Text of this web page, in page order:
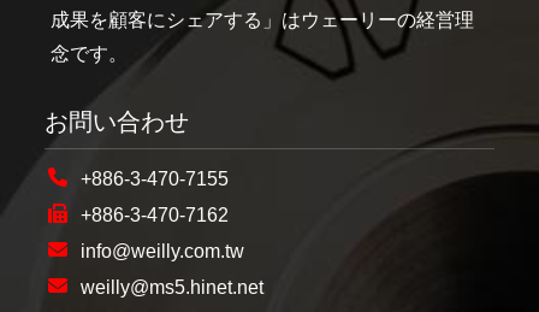
成果を顧客にシェアする」はウェーリーの経営理
念です。
お問い合わせ
+886-3-470-7155
+886-3-470-7162
info@weilly.com.tw
weilly@ms5.hinet.net